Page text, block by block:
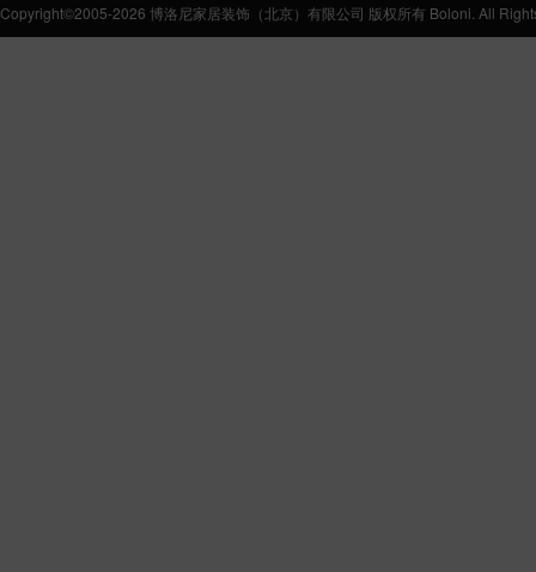
Copyright©2005-2026 博洛尼家居装饰（北京）有限公司 版权所有 Boloni. All